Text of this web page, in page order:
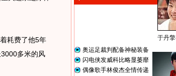
耗费了他5年
多米的风
于丹
奥运足裁判配备神秘装备
闪电侠发威科比略显萎靡
偶像歌手林俊杰全情传递